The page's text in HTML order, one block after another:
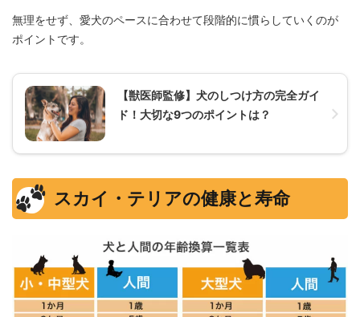
無理をせず、愛犬のペースに合わせて段階的に慣らしていくのが
ポイントです。
【獣医師監修】犬のしつけ方の完全ガイ
ド！大切な9つのポイントは？
スカイ・テリアの健康と寿命